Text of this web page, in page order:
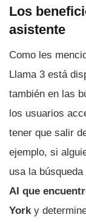
Los
asistente
Como les
Llama 3 está
también en las
los usuarios
tener que salir
ejemplo, si
usa la
AI que
York y